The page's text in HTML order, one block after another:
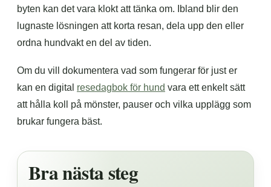
byten kan det vara klokt att tänka om. Ibland blir den
lugnaste lösningen att korta resan, dela upp den eller
ordna hundvakt en del av tiden.
Om du vill dokumentera vad som fungerar för just er
kan en digital resedagbok för hund vara ett enkelt sätt
att hålla koll på mönster, pauser och vilka upplägg som
brukar fungera bäst.
Bra nästa steg